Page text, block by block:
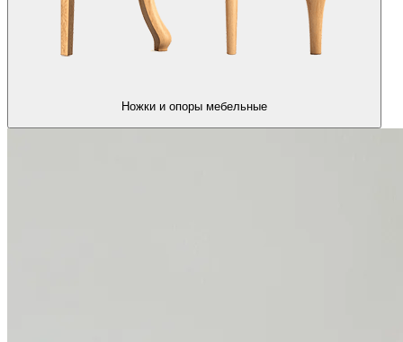
Ножки и опоры мебельные